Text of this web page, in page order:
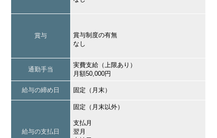
賞与
賞与制度の有無
なし
通勤手当
実費支給（上限あり）
月額50,000円
給与の締め日 固定（月末）
給与の支払日
固定（月末以外）
支払月
翌月